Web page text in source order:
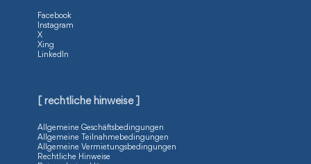
Facebook
Instagram
X
Xing
LinkedIn
[ rechtliche hinweise ]
Allgemeine Geschäftsbedingungen
Allgemeine Teilnahmebedingungen
Allgemeine Vermietungsbedingungen
Rechtliche Hinweise